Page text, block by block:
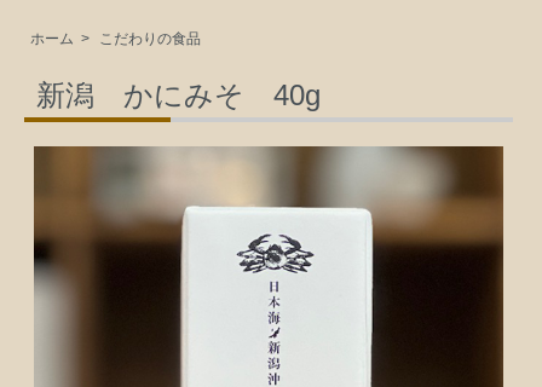
ホーム > こだわりの食品
新潟 かにみそ 40g